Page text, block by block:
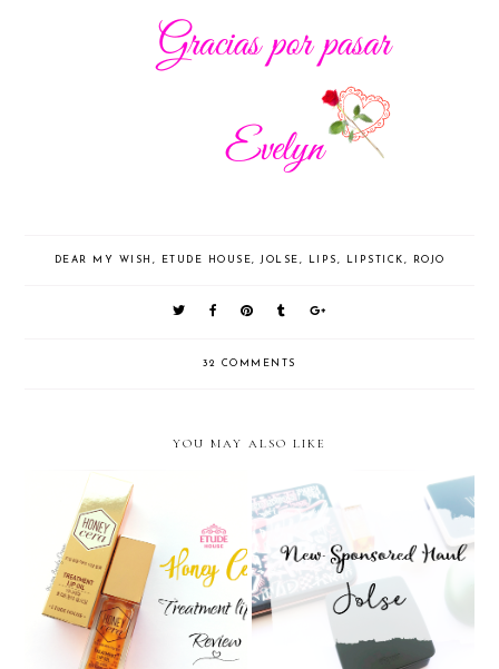
DEAR MY WISH ETUDE HOUSE JOLSE LIPS LIPSTICK ROJO
32 COMMENTS
YOU MAY ALSO LIKE
[Etude House] Honey Cera
Treatment Lip Oil
[Haul] New Sponsored Jolse
Haul